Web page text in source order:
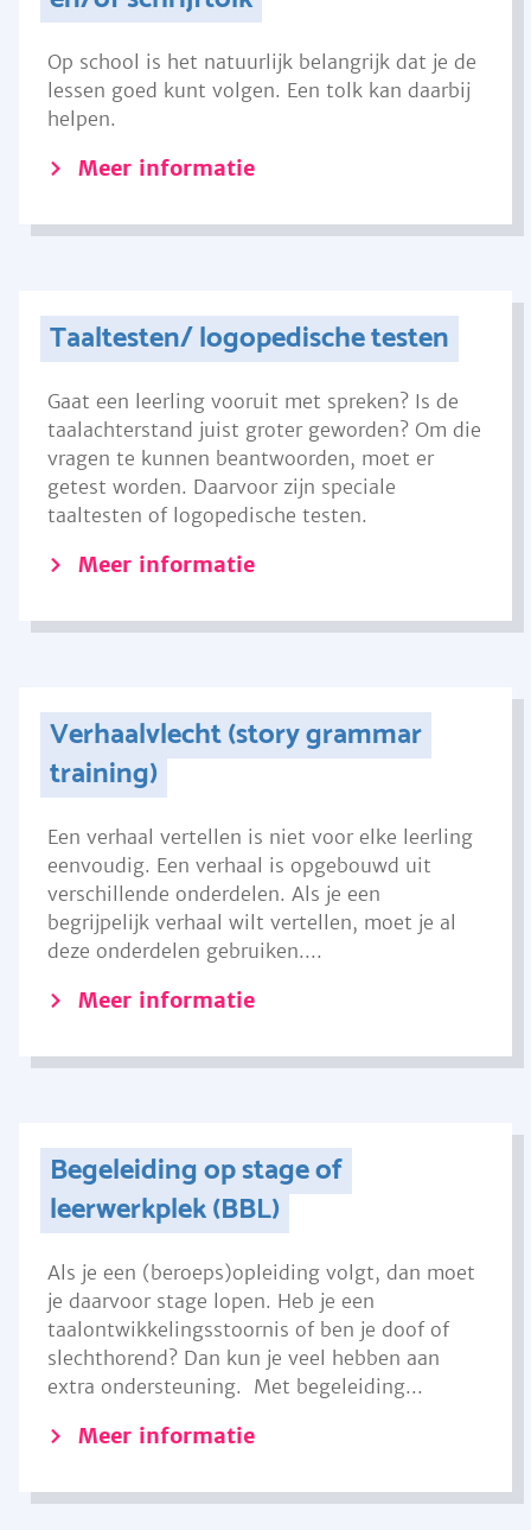
Op school is het natuurlijk belangrijk dat je de
lessen goed kunt volgen. Een tolk kan daarbij
helpen.
Meer informatie
Taaltesten/ logopedische testen
Gaat een leerling vooruit met spreken? Is de
taalachterstand juist groter geworden? Om die
vragen te kunnen beantwoorden, moet er
getest worden. Daarvoor zijn speciale
taaltesten of logopedische testen.
Meer informatie
Verhaalvlecht (story grammar
training)
Een verhaal vertellen is niet voor elke leerling
eenvoudig. Een verhaal is opgebouwd uit
verschillende onderdelen. Als je een
begrijpelijk verhaal wilt vertellen, moet je al
deze onderdelen gebruiken....
Meer informatie
Begeleiding op stage of
leerwerkplek (BBL)
Als je een (beroeps)opleiding volgt, dan moet
je daarvoor stage lopen. Heb je een
taalontwikkelingsstoornis of ben je doof of
slechthorend? Dan kun je veel hebben aan
extra ondersteuning. Met begeleiding...
Meer informatie